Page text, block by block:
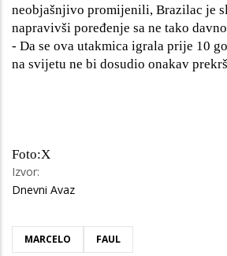
neobjašnjivo promijenili, Brazilac je
napravivši poređenje sa ne tako
- Da se ova utakmica igrala prije 10
na svijetu ne bi dosudio onakav
Foto:X
Izvor:
Dnevni Avaz
MARCELO FAUL